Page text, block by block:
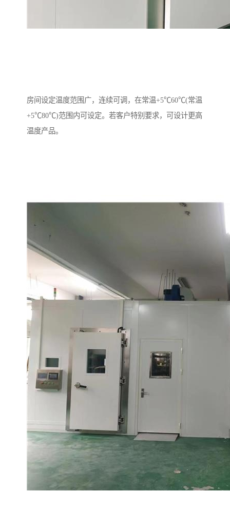
房间设定温度范围广，连续可调，在常温+5℃60℃(常温
+5℃80℃)范围内可设定。若客户特别要求，可设计更高
温度产品。